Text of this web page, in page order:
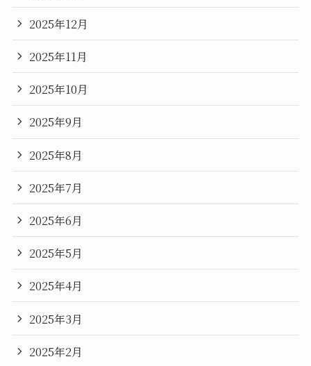
2025年12月
2025年11月
2025年10月
2025年9月
2025年8月
2025年7月
2025年6月
2025年5月
2025年4月
2025年3月
2025年2月